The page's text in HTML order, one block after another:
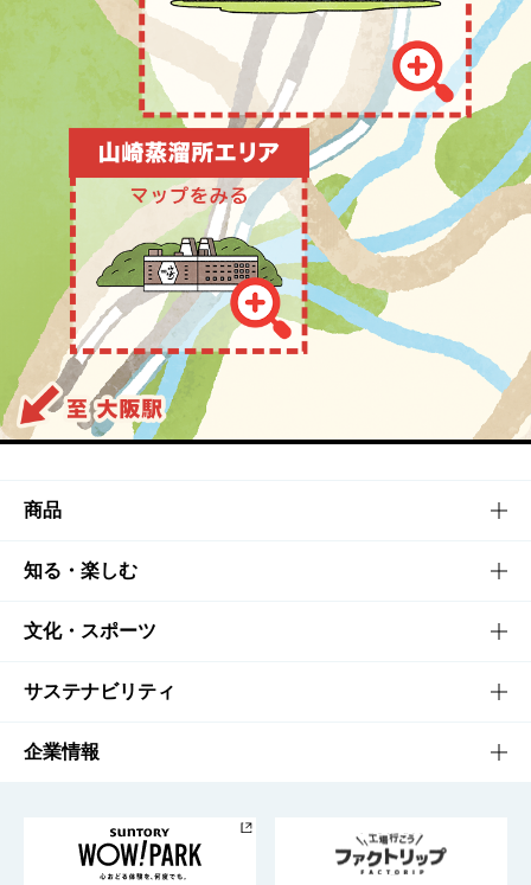
商品
商品TOP
商品一覧
商品発売情報
栄養成分一覧
知る・楽しむ
知る・楽しむTOP
キャンペーン
工場見学
地域情報
文化・スポーツ
文化・スポーツTOP
サントリーホール
サントリーサンバーズ大阪
サステナビリティ
サステナビリティTOP
サントリーが考えるサステナビリティ経営
企業情報
企業概要